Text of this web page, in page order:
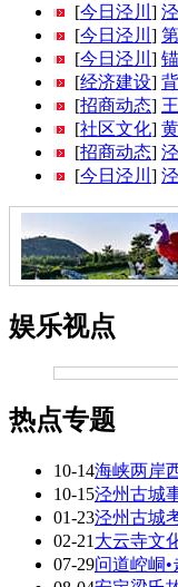
[今日泾川 ]
[今日泾川 ]
[今日泾川 ]
[经济建设]
[招商动态]
[社区文化]
[招商动态]
[今日泾川 ]
娱乐视点
热点专题
10-14海峡两岸
10-15泾州古城
01-23泾州古城
02-21 大云寺文
07-29问道崆峒•